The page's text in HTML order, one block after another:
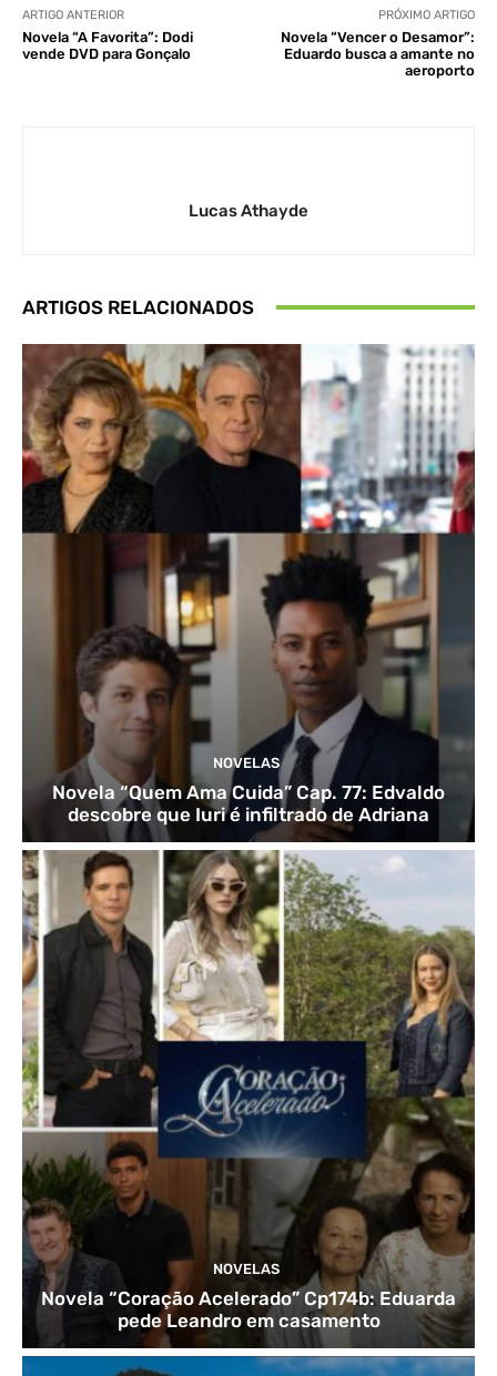
ARTIGO ANTERIOR
Novela “A Favorita”: Dodi
vende DVD para Gonçalo
PRÓXIMO ARTIGO
Novela “Vencer o Desamor”:
Eduardo busca a amante no
aeroporto
Lucas Athayde
ARTIGOS RELACIONADOS
NOVELAS
Novela “Quem Ama Cuida” Cap. 77: Edvaldo
descobre que Iuri é infiltrado de Adriana
NOVELAS
Novela “Coração Acelerado” Cp174b: Eduarda
pede Leandro em casamento